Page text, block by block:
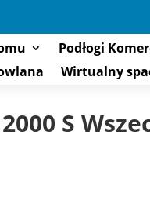
Podłogi
Wirtualny
2000 S